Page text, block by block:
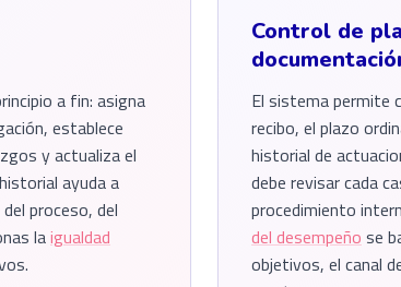
a fin: asigna
establece
y actualiza el
ayuda a
proceso, del
laigualdad
Control de
El sistema permite
recibo, el plazo
historial de
debe revisar cada
procedimiento
del desempeño se
objetivos, el canal